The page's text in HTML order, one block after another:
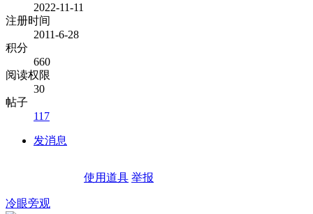
2022-11-11
注册时间
2011-6-28
积分
660
阅读权限
30
帖子
117
发消息
使用道具 举报
冷眼旁观